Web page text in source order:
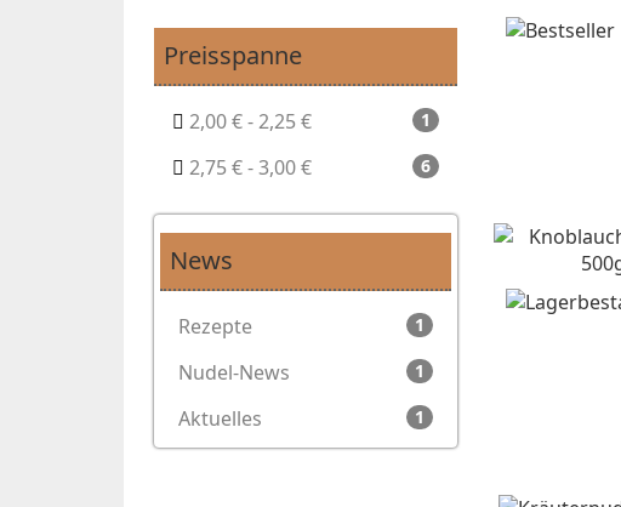
Preisspanne
1
2,00 € - 2,25 €
6
2,75 € - 3,00 €
News
Rezepte 1
Nudel-News 1
Aktuelles 1